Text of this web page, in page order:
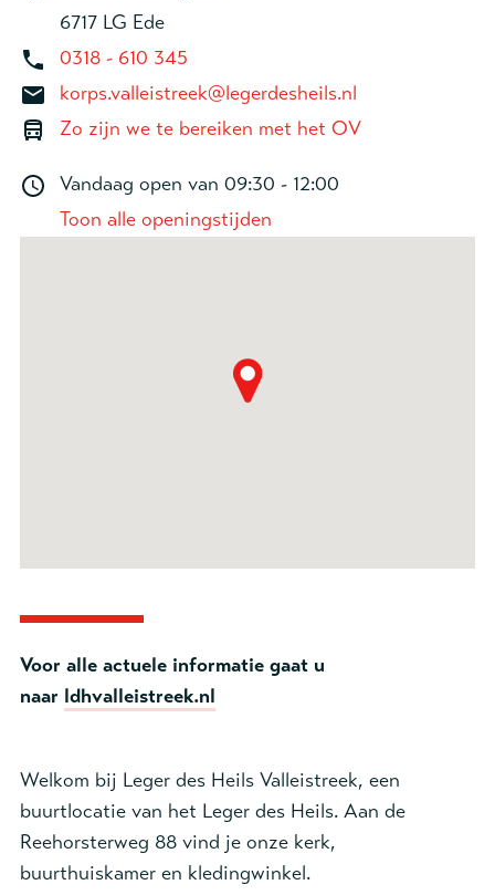
6717 LG Ede
0318 - 610 345
korps.valleistreek@legerdesheils.nl
Zo zijn we te bereiken met het OV
Vandaag open van 09:30 - 12:00
Toon alle openingstijden
Voor alle actuele informatie gaat u
naar ldhvalleistreek.nl
Welkom bij Leger des Heils Valleistreek, een
buurtlocatie van het Leger des Heils. Aan de
Reehorsterweg 88 vind je onze kerk,
buurthuiskamer en kledingwinkel.